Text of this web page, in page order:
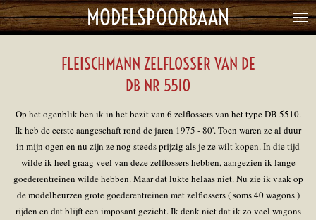
Ga
direct
MODELSPOORBAAN
FLEISCHMANN ZELFLOSSER VAN DE
DB NR 5510
Op het ogenblik ben ik in het bezit van 6 zelflossers van het type DB 5510.
Ik heb de eerste aangeschaft rond de jaren 1975 - 80'. Toen waren ze al duur
in mijn ogen en nu zijn ze nog steeds prijzig als je ze wilt kopen. In die tijd
wilde ik heel graag veel van deze zelflossers hebben, aangezien ik lange
goederentreinen wilde hebben. Maar dat lukte helaas niet. Nu zie ik vaak op
de modelbeurzen grote goederentreinen met zelflossers ( soms 40 wagons )
rijden en dat blijft een imposant gezicht. Ik denk niet dat ik zo veel wagons